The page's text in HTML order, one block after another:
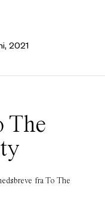
2021
The
fra To The